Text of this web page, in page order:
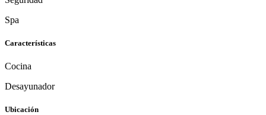
Spa
Características
Cocina
Desayunador
Ubicación